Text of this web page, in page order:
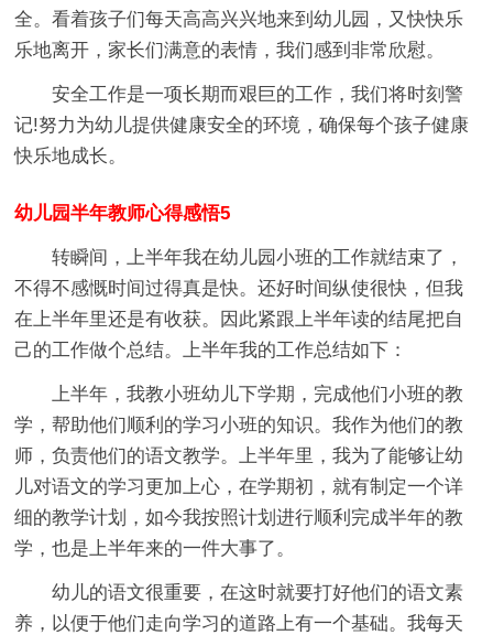
全。看着孩子们每天高高兴兴地来到幼儿园，又快快乐
乐地离开，家长们满意的表情，我们感到非常欣慰。
安全工作是一项长期而艰巨的工作，我们将时刻警
记!努力为幼儿提供健康安全的环境，确保每个孩子健康
快乐地成长。
幼儿园半年教师心得感悟5
转瞬间，上半年我在幼儿园小班的工作就结束了，
不得不感慨时间过得真是快。还好时间纵使很快，但我
在上半年里还是有收获。因此紧跟上半年读的结尾把自
己的工作做个总结。上半年我的工作总结如下：
上半年，我教小班幼儿下学期，完成他们小班的教
学，帮助他们顺利的学习小班的知识。我作为他们的教
师，负责他们的语文教学。上半年里，我为了能够让幼
儿对语文的学习更加上心，在学期初，就有制定一个详
细的教学计划，如今我按照计划进行顺利完成半年的教
学，也是上半年来的一件大事了。
幼儿的语文很重要，在这时就要打好他们的语文素
养，以便于他们走向学习的道路上有一个基础。我每天